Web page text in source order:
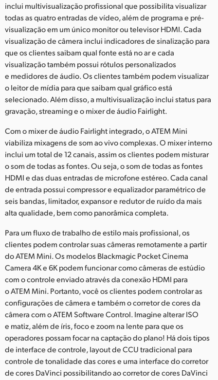
inclui multivisualização profissional que possibilita visualizar
todas as quatro entradas de vídeo, além de programa e pré-
visualização em um único monitor ou televisor HDMI. Cada
visualização de câmera inclui indicadores de sinalização para
que os clientes saibam qual fonte está no ar e cada
visualização também possui rótulos personalizados
e medidores de áudio. Os clientes também podem visualizar
o leitor de mídia para que saibam qual gráfico está
selecionado. Além disso, a multivisualização inclui status para
gravação, streaming e o mixer de áudio Fairlight.
Com o mixer de áudio Fairlight integrado, o ATEM Mini
viabiliza mixagens de som ao vivo complexas. O mixer interno
inclui um total de 12 canais, assim os clientes podem misturar
o som de todas as fontes. Ou seja, o som de todas as fontes
HDMI e das duas entradas de microfone estéreo. Cada canal
de entrada possui compressor e equalizador paramétrico de
seis bandas, limitador, expansor e redutor de ruído da mais
alta qualidade, bem como panorâmica completa.
Para um fluxo de trabalho de estilo mais profissional, os
clientes podem controlar suas câmeras remotamente a partir
do ATEM Mini. Os modelos Blackmagic Pocket Cinema
Camera 4K e 6K podem funcionar como câmeras de estúdio
com o controle enviado através da conexão HDMI para
o ATEM Mini. Portanto, você os clientes podem controlar as
configurações de câmera e também o corretor de cores da
câmera com o ATEM Software Control. Imagine alterar ISO
e matiz, além de íris, foco e zoom na lente para que os
operadores possam focar na captação do plano! Há dois tipos
de interface de controle, layout de CCU tradicional para
controle de tonalidade das cores e uma interface do corretor
de cores DaVinci possibilitando ao corretor de cores DaVinci